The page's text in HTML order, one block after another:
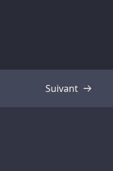
Suivant
Transcription